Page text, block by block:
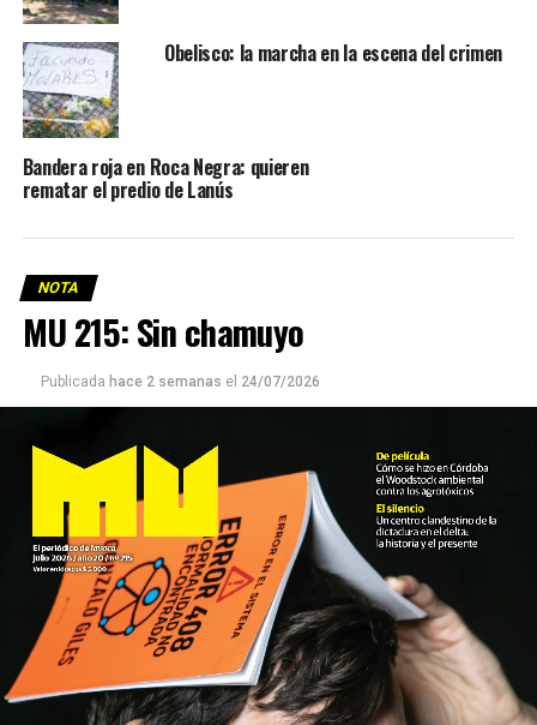
Obelisco: la marcha en la escena del crimen
Bandera roja en Roca Negra: quieren
rematar el predio de Lanús
NOTA
MU 215: Sin chamuyo
Publicada hace 2 semanas el 24/07/2026